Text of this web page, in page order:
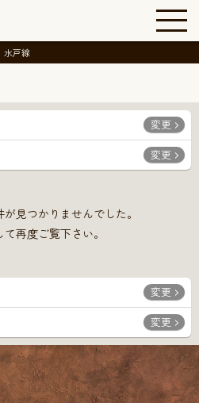
水戸線
変更
変更
見つかりませんでした。
再度ご覧下さい。
変更
変更